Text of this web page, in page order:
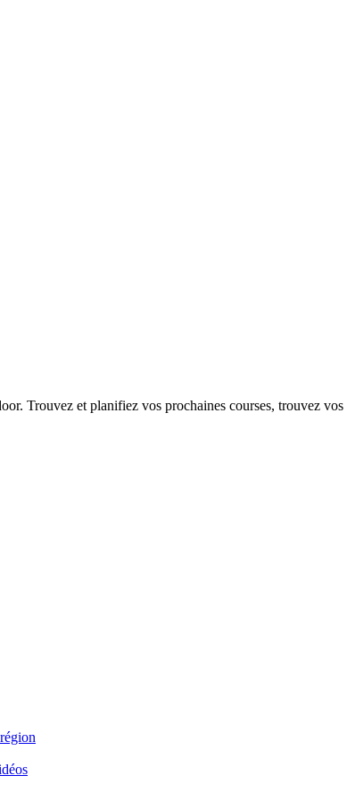
Trouvez et planifiez vos prochaines courses, trouvez